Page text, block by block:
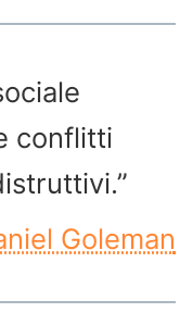
conflitti
Goleman